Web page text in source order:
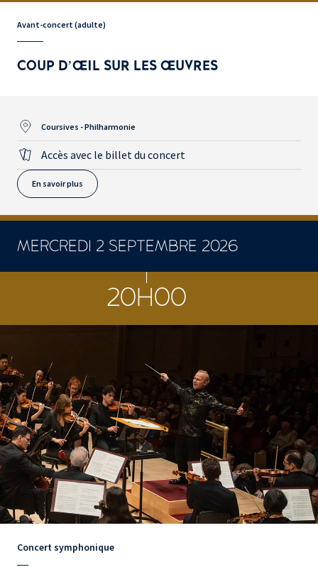
Avant-concert (adulte)
COUP D’ŒIL SUR LES ŒUVRES
Coursives - Philharmonie
Accès avec le billet du concert
En savoir plus
MERCREDI 2 SEPTEMBRE 2026
20H00
Concert symphonique